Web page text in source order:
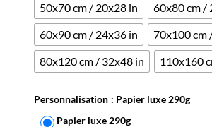
50x70 cm / 20x28 in
60x80 cm /
60x90 cm / 24x36 in
70x100 cm
80x120 cm / 32x48 in
110x160
Personnalisation : Papier luxe 290g
Papier luxe 290g